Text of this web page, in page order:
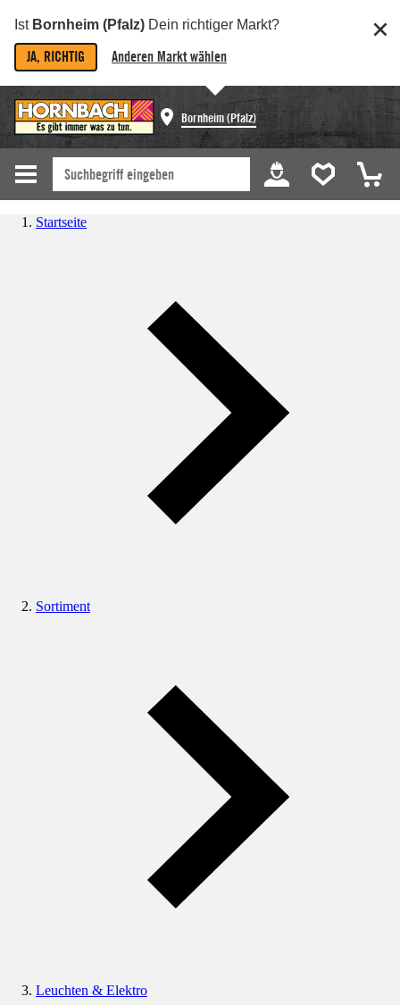
Ist Bornheim (Pfalz) Dein richtiger Markt?
JA, RICHTIG Anderen Markt wählen
Bornheim (Pfalz)
Startseite
Sortiment
Leuchten & Elektro